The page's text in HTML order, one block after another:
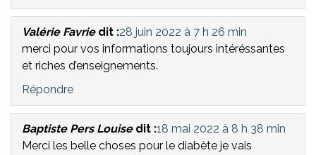
Valérie Favrie dit :28 juin 2022 à 7 h 26 min
merci pour vos informations toujours intéréssantes
et riches d’enseignements.
Répondre
Baptiste Pers Louise dit :18 mai 2022 à 8 h 38 min
Merci les belle choses pour le diabète je vais